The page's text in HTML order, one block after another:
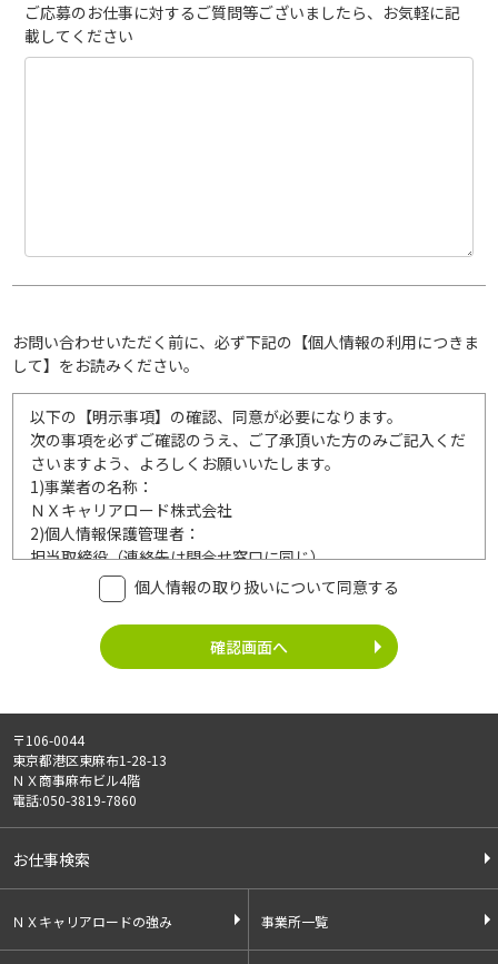
ご応募のお仕事に対するご質問等ございましたら、お気軽に記
載してください
お問い合わせいただく前に、必ず下記の【個人情報の利用につきま
して】をお読みください。
以下の【明示事項】の確認、同意が必要になります。
次の事項を必ずご確認のうえ、ご了承頂いた方のみご記入くだ
さいますよう、よろしくお願いいたします。
1)事業者の名称：
ＮＸキャリアロード株式会社
2)個人情報保護管理者：
担当取締役（連絡先は問合せ窓口に同じ）
利用目的：
ご記入頂いた個人情報は、次の利用目的達成の範囲内において
利用いたします。
個人情報の利用
有料職業紹介事業
・請負事業
ご記入頂いた個人情報は、法令等に定める場合を除いて、ご本
人様の同意なく、第三者に提供することはございません。
5)外部の委託：
ご記入頂いた個人情報は、文書保存、サーバー管理等の目的
個人情報の取り扱いについて同意する
〒106-0044
東京都港区東麻布1-28-13
ＮＸ商事麻布ビル4階
電話:050-3819-7860
お仕事検索
ＮＸキャリアロードの強み 事業所一覧